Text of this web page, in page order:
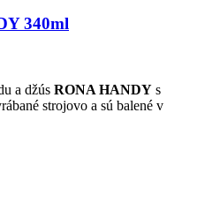
340ml
a džús RONA HANDY s
strojovo a sú balené v